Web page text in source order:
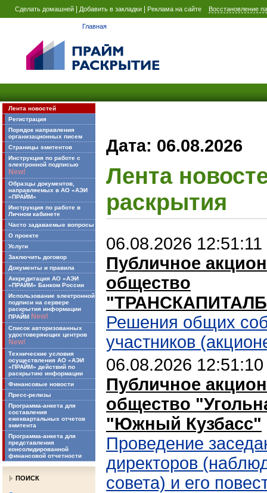
Сделать домашней Добавить в закладки Реклама на сайте Восстановление
Главная
Лента новостей
Регистрация
Порядок направления
организационных писем
Страницы эмитентов
Инструкция по работе с
электронной подписью
New!
Образцы документов,
направляемых в АО «АЭИ
«ПРАЙМ»
Инструкция по работе в
Личном кабинете
Часто задаваемые вопросы
О проекте
Услуги
Заключить договор
Документы и правила
Аккредитация АО «АЭИ
«ПРАЙМ» Банком России
Использование электронной
подписи на сервере
раскрытия информации
ПРАЙМ New!
Список авторизованных
удостоверяющих центров
New!
Технические условия
осуществления АО «АЭИ
«ПРАЙМ» действий по
раскрытию информации
Финансовые новости
Пресс-релизы
Программа-анкета для
составления
ежеквартальных отчетов
эмитента
Программа-анкета для
представления
консолидированной
финансовой отчетности
ПОИСК
Дата: 06.08.2026
Лента
раскрытия
06.08.2026 12:51:11
Публичное
общество
Решения общих
участников
06.08.2026 12:51:10
Публичное
общество
"Южный Кузбасс"
Проведение
директоров
совета) и его